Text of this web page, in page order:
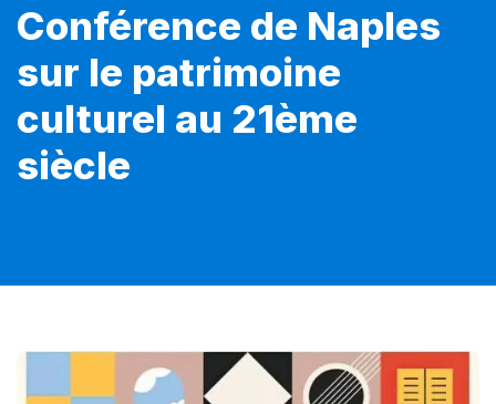
Conférence de Naples
sur le patrimoine
culturel au 21ème
siècle